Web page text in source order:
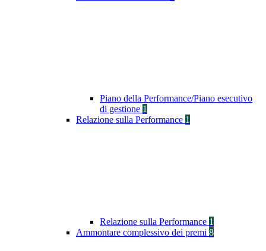
Piano della Performance/Piano esecutivo
di gestione 1
Relazione sulla Performance 1
Relazione sulla Performance 1
Ammontare complessivo dei premi 8